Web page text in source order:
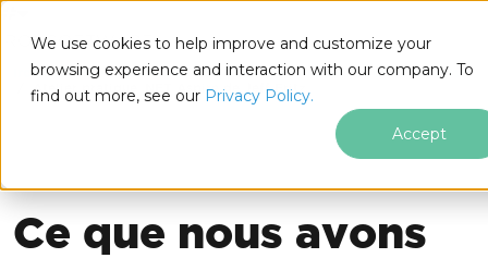
We use cookies to help improve and customize your
browsing experience and interaction with our company. To
find out more, see our Privacy Policy.
Accept
IRONSOFTWARE
Passer au contenu du pied de page
Iron Software Actualités Iron Software
Nouvelles de l'entreprise
Atelier pratique .NET Aspire de Jeff Fritz
Ce que nous avons